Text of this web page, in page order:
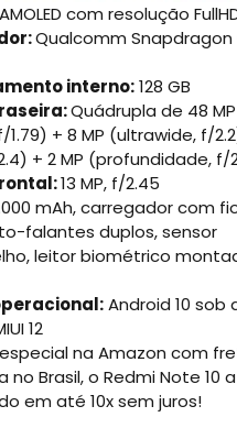
com resolução
Qualcomm Snapdragon
interno:128 GB
Quádrupla de 48 MP
+ 8 MP (ultrawide, f/
+ 2 MP (profundidade, f/
13 MP, f/2.45
mAh, carregador com
falantes duplos, sensor
leitor biométrico
Android 10 sob
12
na Amazon com
Brasil, o Redmi Note 10
em até 10x sem juros!